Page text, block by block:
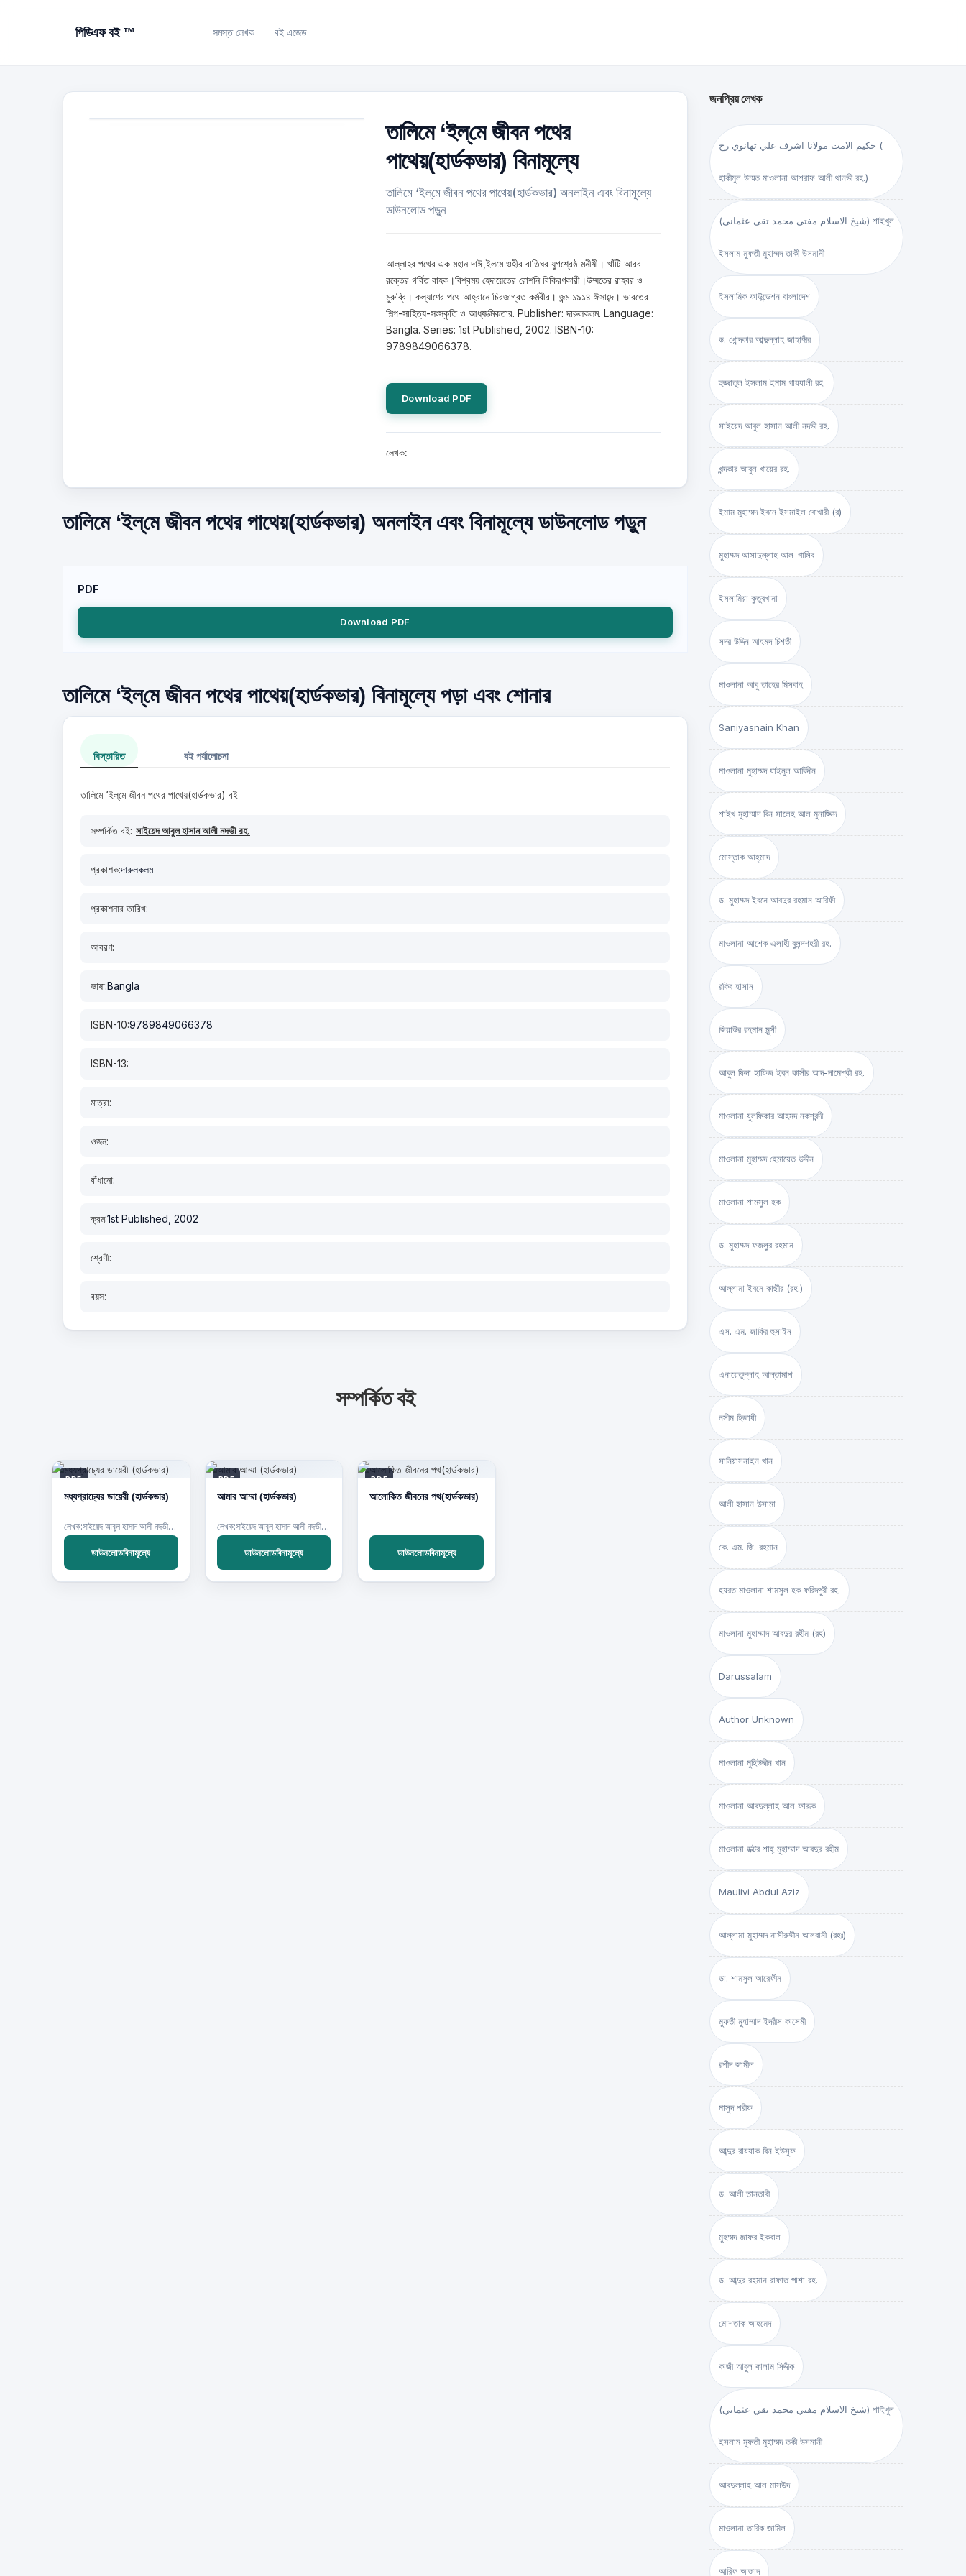
পিডিএফ বই ™ সমস্ত লেখক বই এজেড
তালিমে ‘ইল্‌মে জীবন পথের
পাথেয়(হার্ডকভার) বিনামূল্যে
তালিমে ‘ইল্‌মে জীবন পথের পাথেয়(হার্ডকভার) অনলাইন এবং বিনামূল্যে
ডাউনলোড পড়ুন
আল্লাহর পথের এক মহান দাঈ,ইলমে ওহীর বাতিঘর যুগশ্রেষ্ঠ মনীষী। খাঁটি আরব
রক্তের গর্বিত বাহক।বিশ্বময় হেদায়েতের রোশনি বিকিরণকারী।উম্মতের রাহবর ও
মুরুব্বি। কল্যাণের পথে আহ্বানে চিরজাগ্রত কর্মবীর। জন্ম ১৯১৪ ঈসাব্দে। ভারতের
শিল্প-সাহিত্য-সংস্কৃতি ও আধ্যাত্মিকতার. Publisher: দারুলকলম. Language:
Bangla. Series: 1st Published, 2002. ISBN-10:
9789849066378.
Download PDF
লেখক:
তালিমে ‘ইল্‌মে জীবন পথের পাথেয়(হার্ডকভার) অনলাইন এবং বিনামূল্যে ডাউনলোড পড়ুন
PDF
Download PDF
তালিমে ‘ইল্‌মে জীবন পথের পাথেয়(হার্ডকভার) বিনামূল্যে পড়া এবং শোনার
বিস্তারিত বই পর্যালোচনা
তালিমে ‘ইল্‌মে জীবন পথের পাথেয়(হার্ডকভার) বই
সম্পর্কিত বই: সাইয়েদ আবুল হাসান আলী নদভী রহ.
প্রকাশক:দারুলকলম
প্রকাশনার তারিখ:
আবরণ:
ভাষা:Bangla
ISBN-10:9789849066378
ISBN-13:
মাত্রা:
ওজন:
বাঁধানো:
ক্রম:1st Published, 2002
শ্রেণী:
বয়স:
সম্পর্কিত বই
PDF
মধ্যপ্রাচ্যের ডায়েরী (হার্ডকভার)
লেখক:সাইয়েদ আবুল হাসান আলী নদভী রহ.
ডাউনলোডবিনামূল্যে
PDF
আমার আম্মা (হার্ডকভার)
লেখক:সাইয়েদ আবুল হাসান আলী নদভী রহ.
ডাউনলোডবিনামূল্যে
PDF
আলোকিত জীবনের পথ(হার্ডকভার)
ডাউনলোডবিনামূল্যে
জনপ্রিয় লেখক
حكيم الامت مولانا اشرف علي تهانوي رح (
হাকীমুল উম্মত মাওলানা আশরাফ আলী থানভী রহ.)
(شيخ الاسلام مفتي محمد تقي عثماني) শাইখুল
ইসলাম মুফতী মুহাম্মদ তাকী উসমানী
ইসলামিক ফাউন্ডেশন বাংলাদেশ
ড. খোন্দকার আব্দুল্লাহ জাহাঙ্গীর
হুজ্জাতুল ইসলাম ইমাম গাযযালী রহ.
সাইয়েদ আবুল হাসান আলী নদভী রহ.
খন্দকার আবুল খায়ের রহ.
ইমাম মুহাম্মদ ইবনে ইসমাইল বোখারী (র)
মুহাম্মদ আসাদুল্লাহ আল-গালিব
ইসলামিয়া কুতুবখানা
সদর উদ্দিন আহমদ চিশতী
মাওলানা আবু তাহের মিসবাহ
Saniyasnain Khan
মাওলানা মুহাম্মদ যাইনুল আবিদীন
শাইখ মুহাম্মাদ বিন সালেহ আল মুনাজ্জিদ
মোস্তাক আহ্‌মাদ
ড. মুহাম্মদ ইবনে আবদুর রহমান আরিফী
মাওলানা আশেক এলাহী বুলন্দশহরী রহ.
রকিব হাসান
জিয়াউর রহমান মুন্সী
আবুল ফিদা হাফিজ ইব্‌ন কাসীর আদ-দামেশ্‌কী রহ.
মাওলানা যুলফিকার আহমদ নকশবন্দী
মাওলানা মুহাম্মদ হেমায়েত উদ্দীন
মাওলানা শামসুল হক
ড. মুহাম্মদ ফজলুর রহমান
আল্লামা ইবনে কাছীর (রহ.)
এস. এম. জাকির হুসাইন
এনায়েতুল্লাহ আল্‌তামাশ
নসীম হিজাযী
সানিয়াসনাইন খান
আলী হাসান উসামা
কে. এম. জি. রহমান
হযরত মাওলানা শামসুল হক ফরিদপুরী রহ.
মাওলানা মুহাম্মাদ আবদুর রহীম (রহ)
Darussalam
Author Unknown
মাওলানা মুহিউদ্দীন খান
মাওলানা আবদুল্লাহ আল ফারূক
মাওলানা ডক্টর শাহ্‌ মুহাম্মাদ আবদুর রহীম
Maulivi Abdul Aziz
আল্লামা মুহাম্মদ নাসীরুদ্দীন আলবানী (রহঃ)
ডা. শামসুল আরেফীন
মুফতী মুহাম্মাদ ইদরীস কাসেমী
রশীদ জামীল
মাসুদ শরীফ
আব্দুর রাযযাক বিন ইউসুফ
ড. আলী তানতাবী
মুহম্মদ জাফর ইকবাল
ড. আব্দুর রহমান রাফাত পাশা রহ.
মোশতাক আহমেদ
কাজী আবুল কালাম সিদ্দীক
(شيخ الاسلام مفتي محمد تقي عثماني) শাইখুল
ইসলাম মুফতী মুহাম্মদ তকী উসমানী
আবদুল্লাহ আল মাসউদ
মাওলানা তারিক জামিল
আরিফ আজাদ